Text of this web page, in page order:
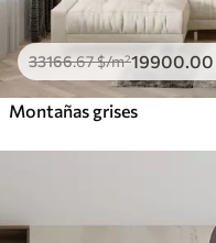
33166.67$/m²19900.00
Montañas grises